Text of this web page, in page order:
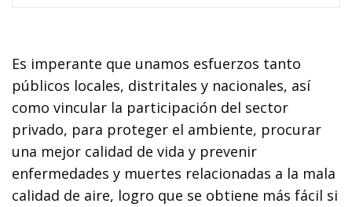
Es imperante que unamos esfuerzos tanto
públicos locales, distritales y nacionales, así
como vincular la participación del sector
privado, para proteger el ambiente, procurar
una mejor calidad de vida y prevenir
enfermedades y muertes relacionadas a la mala
calidad de aire, logro que se obtiene más fácil si